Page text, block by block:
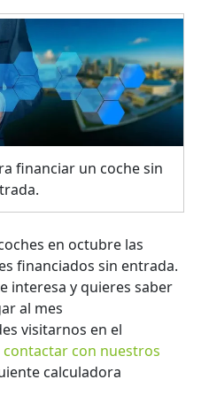
financiar un coche sin
en octubre las
financiados sin entrada.
interesa y quieres saber
al mes
visitarnos en el
contactar con nuestros
calculadora